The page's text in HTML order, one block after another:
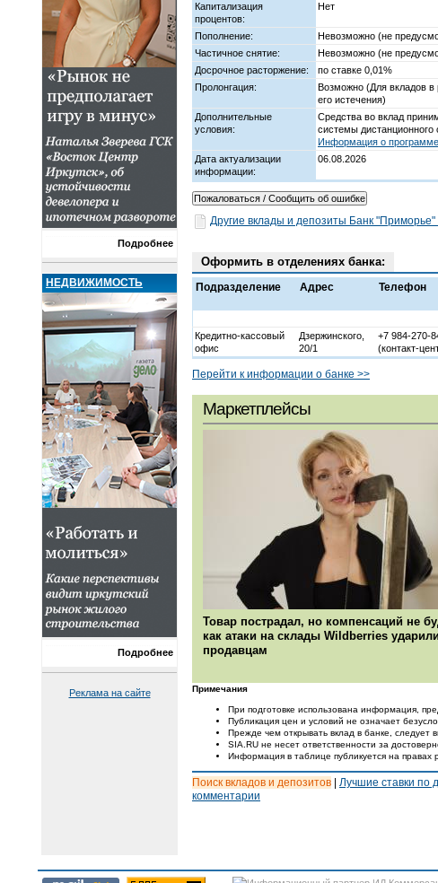
Подробнее
НЕДВИЖИМОСТЬ
Подробнее
Реклама на сайте
Капитализация
процентов:
Нет
Пополнение:
Невозможно (не
Частичное снятие:
Невозможно (не
Досрочное расторжение:
по ставке 0,01%
Пролонгация:
Возможно (Для вкладов в
его истечения)
Дополнительные
условия:
Средства во вклад
системы дистанционного
Информация о программе
Дата актуализации
информации:
06.08.2026
Другие вклады и депозиты Банк "Приморье"
Оформить в отделениях банка:
Подразделение Адрес Телефон
Кредитно-кассовый
офис
Дзержинского,
20/1
+7 984-270-
(контакт-
Перейти к информации о банке >>
Маркетплейсы
Товар пострадал, но компенсаций не
как атаки на склады Wildberries
продавцам
Примечания
При подготовке использована информация,
Публикация цен и условий не означает
Прежде чем открывать вклад в банке, следует
SIA.RU не несет ответственности за
Информация в таблице публикуется на правах
Поиск вкладов и депозитов Лучшие ставки по
комментарии